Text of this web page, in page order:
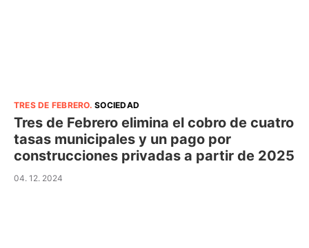
TRES DE FEBRERO.SOCIEDAD
Tres de Febrero elimina el cobro de cuatro
tasas municipales y un pago por
construcciones privadas a partir de 2025
04. 12. 2024